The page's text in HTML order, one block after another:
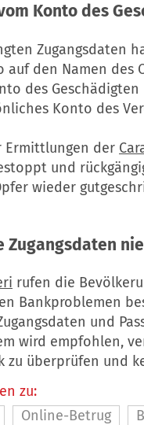
Konto des
Zugangsdaten
auf den Namen des
des
Konto des
Ermittlungen der
und
wieder
Zugangsdaten
rufen die
Bankproblemen
und
wird empfohlen,
zu überprüfen und
zu:
Online-Betrug